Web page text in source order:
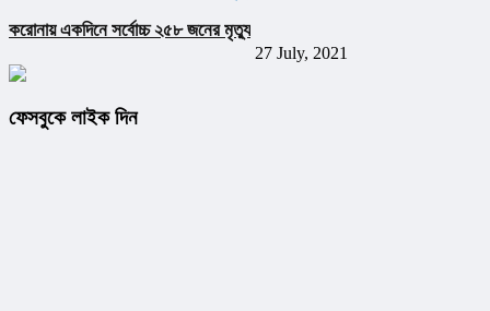
করোনায় একদিনে সর্বোচ্চ ২৫৮ জনের মৃত্যু
27 July, 2021
ফেসবুকে লাইক দিন